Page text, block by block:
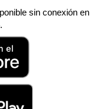
sin conexión en